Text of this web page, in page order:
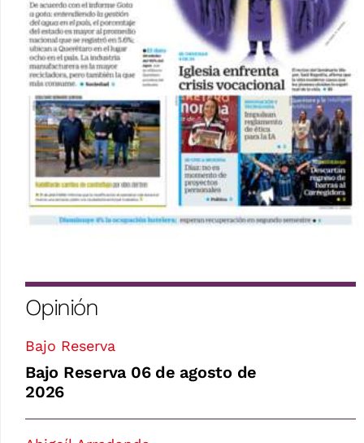
Opinión
Bajo Reserva
Bajo Reserva 06 de agosto de
2026